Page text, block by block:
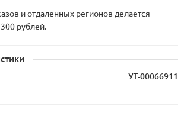
и отдаленных регионов делается
рублей.
УТ-00066911